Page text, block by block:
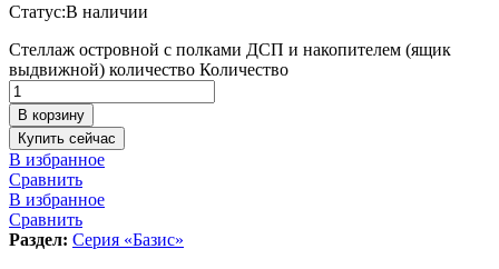
Статус:В наличии
Стеллаж островной с полками ДСП и накопителем (ящик
выдвижной) количество Количество
В корзину
Купить сейчас
В избранное
Сравнить
В избранное
Сравнить
Раздел: Серия «Базис»